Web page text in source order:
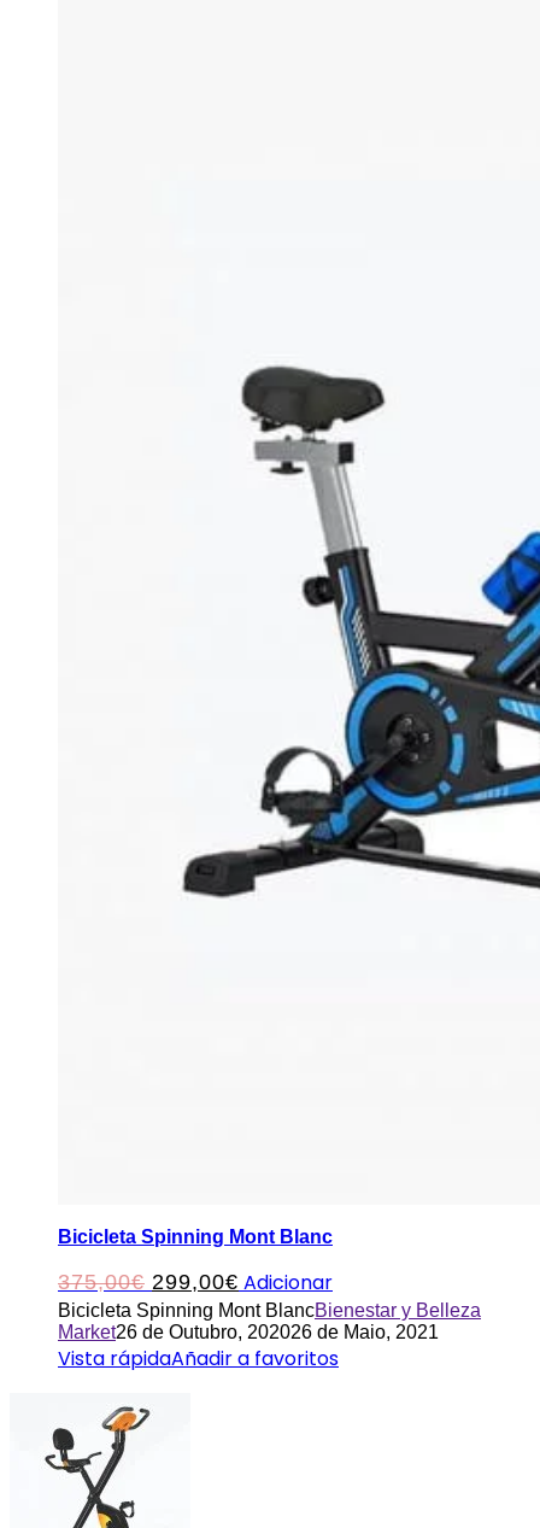
Bicicleta Spinning Mont Blanc
375,00€ O
preço
original
299,00€ O
preço
atual
Adicionar
Bicicleta Spinning Mont BlancBienestar y Belleza
Market26 de Outubro, 202026 de Maio, 2021
Vista rápidaAñadir a favoritos